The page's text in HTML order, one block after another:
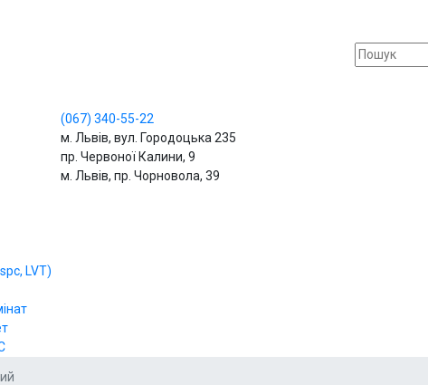
(067) 340-55-22
м. Львів, вул. Городоцька 235
пр. Червоної Калини, 9
м. Львів, пр. Чорновола, 39
LVT)